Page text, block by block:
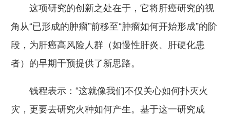
这项研究的创新之处在于，它将肝癌研究的视
角从“已形成的肿瘤”前移至“肿瘤如何开始形成”的阶
段，为肝癌高风险人群（如慢性肝炎、肝硬化患
者）的早期干预提供了新思路。
钱程表示：“这就像我们不仅关心如何扑灭火
灾，更要去研究火种如何产生。基于这一研究成